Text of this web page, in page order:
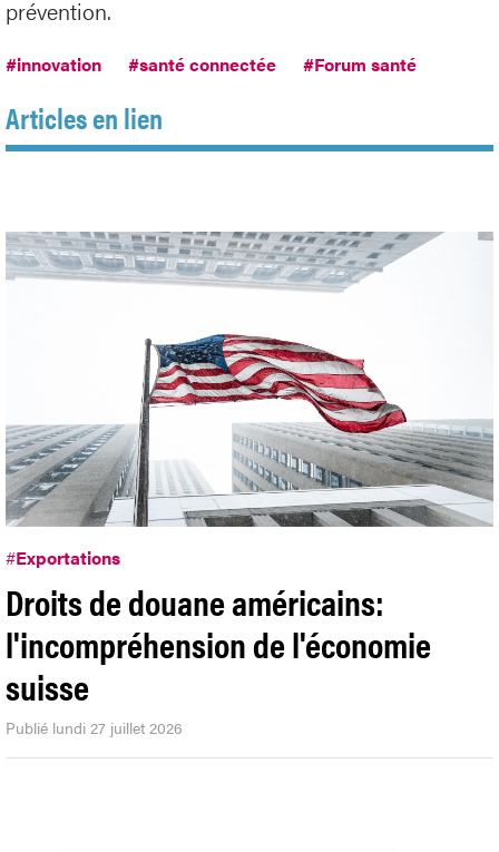
prévention.
#innovation #santé connectée #Forum santé
Articles en lien
#Exportations
Droits de douane américains:
l'incompréhension de l'économie
suisse
Publié lundi 27 juillet 2026